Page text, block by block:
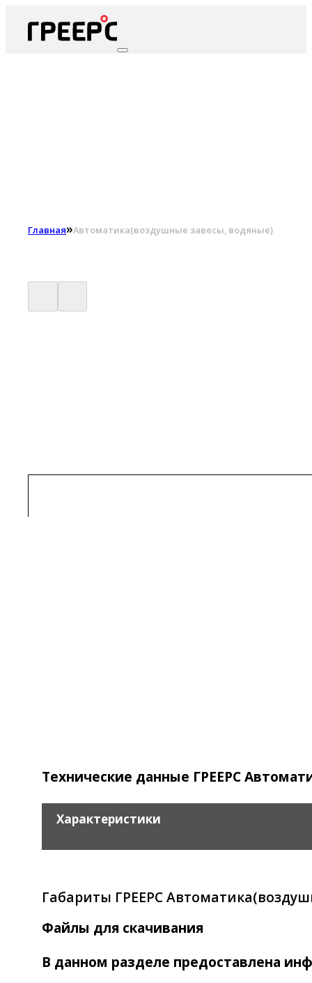
Главная»Автоматика(воздушные завесы, водяные)
Технические данные ГРЕЕРС
Характеристики
Габариты ГРЕЕРС
Файлы для скачивания
В данном разделе предоставлена